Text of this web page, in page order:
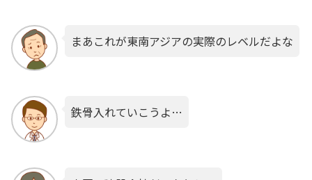
まあこれが東南アジアの実際のレベルだよな
鉄骨入れていこうよ…